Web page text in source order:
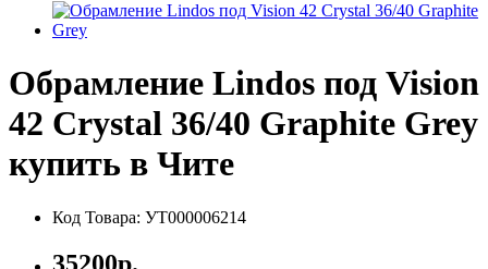
Обрамление Lindos под Vision
42 Crystal 36/40 Graphite Grey
купить в Чите
Код Товара: УТ000006214
35200р.